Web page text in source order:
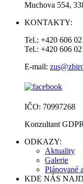
Muchova 554,
KONTAKTY:
Tel.: +420 606
Tel.: +420 606
E-mail:
IČO: 70997268
Konzultant
ODKAZY:
Aktuality
Galerie
Plánované
KDE NÁS